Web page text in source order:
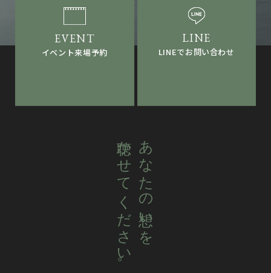
イベント来場予約 LINEでお問い合わせ
あなたの想いを
聴かせてください。